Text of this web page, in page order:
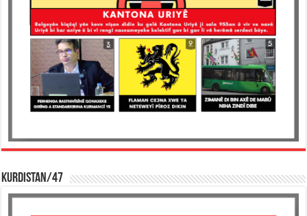
KURDISTAN/47